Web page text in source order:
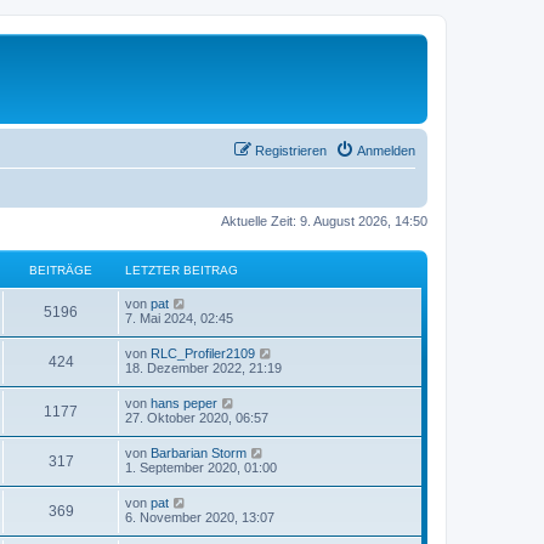
Anmelden
Registrieren
Aktuelle Zeit: 9. August 2026, 14:50
BEITRÄGE LETZTER BEITRAG
5196 von pat
e
e
s
t
e
r
B
e
i
t
r
a
7. Mai 2024, 02:45
424 von RLC_Profiler2109
e
e
B
e
t
a
18. Dezember 2022, 21:19
1177 von hans peper
e
s
t
e
B
e
27. Oktober 2020, 06:57
317 von Barbarian Storm
e
s
t
e
1. September 2020, 01:00
369 von pat
e
6. November 2020, 13:07